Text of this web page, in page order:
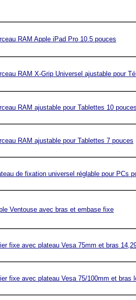
RAM Apple iPad Pro 10.5 pouces
RAM X-Grip Universel ajustable pour
RAM ajustable pour Tablettes 10
RAM ajustable pour Tablettes 7 pouces
de fixation universel réglable pour PCs
Ventouse avec bras et embase fixe
fixe avec plateau Vesa 75mm et bras
fixe avec plateau Vesa 75/100mm et bras